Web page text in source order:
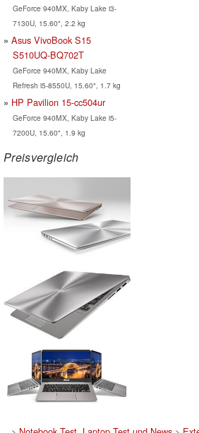
GeForce 940MX, Kaby Lake i3-
7130U, 15.60", 2.2 kg
Asus VivoBook S15
S510UQ-BQ702T
GeForce 940MX, Kaby Lake
Refresh i5-8550U, 15.60", 1.7 kg
HP Pavilion 15-cc504ur
GeForce 940MX, Kaby Lake i5-
7200U, 15.60", 1.9 kg
Preisvergleich